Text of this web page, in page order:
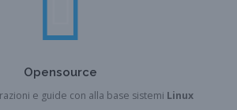
Opensource
e guide con alla base sistemi Linux